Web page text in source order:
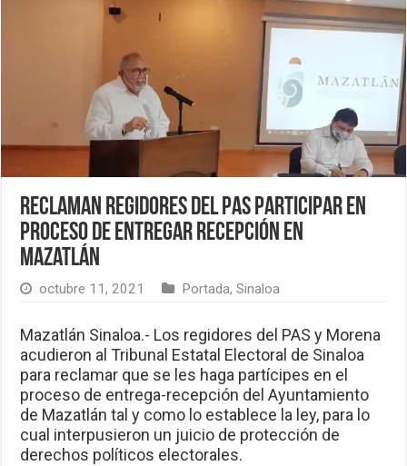
Reclaman regidores del PAS participar en
proceso de entregar recepción en
Mazatlán
octubre 11, 2021 Portada,Sinaloa
Mazatlán Sinaloa.- Los regidores del PAS y Morena
acudieron al Tribunal Estatal Electoral de Sinaloa
para reclamar que se les haga partícipes en el
proceso de entrega-recepción del Ayuntamiento
de Mazatlán tal y como lo establece la ley, para lo
cual interpusieron un juicio de protección de
derechos políticos electorales.